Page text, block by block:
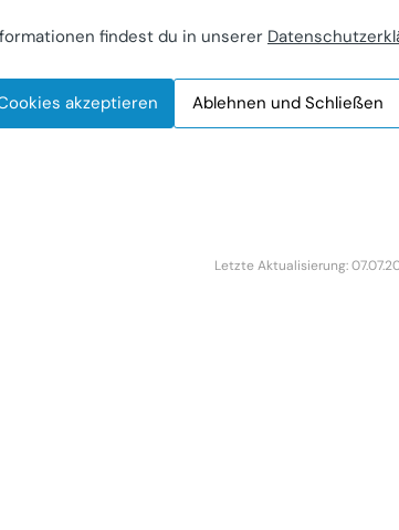
in Wien
Letzte Aktualisierung:
findest du in unserer
akzeptieren Ablehnen und Schließen